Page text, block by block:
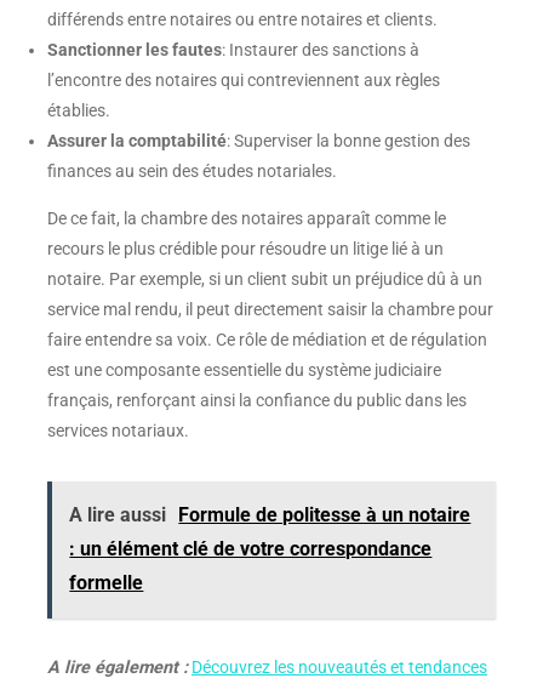
différends entre notaires ou entre notaires et clients.
Sanctionner les fautes: Instaurer des sanctions à
l’encontre des notaires qui contreviennent aux règles
établies.
Assurer la comptabilité: Superviser la bonne gestion des
finances au sein des études notariales.
De ce fait, la chambre des notaires apparaît comme le
recours le plus crédible pour résoudre un litige lié à un
notaire. Par exemple, si un client subit un préjudice dû à un
service mal rendu, il peut directement saisir la chambre pour
faire entendre sa voix. Ce rôle de médiation et de régulation
est une composante essentielle du système judiciaire
français, renforçant ainsi la confiance du public dans les
services notariaux.
A lire aussi
Formule de politesse à un notaire
: un élément clé de votre correspondance
formelle
A lire également : Découvrez les nouveautés et tendances